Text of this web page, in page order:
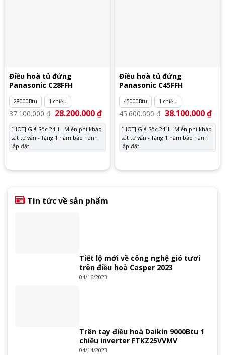
Điều hoà tủ đứng
Panasonic C28FFH
28000Btu 1 chiều
37.100.000₫ Giá
gốc
là:
37.100.000 ₫.
28.200.000₫Giá
tại
28.200.000 ₫.
[HOT] Giá Sốc 24H - Miễn phí khảo
sát tư vấn - Tặng 1 năm bảo hành
lắp đặt
Điều hoà tủ đứng
Panasonic C45FFH
45000Btu 1 chiều
45.600.000₫ Giá
gốc
là:
45.600.000 ₫.
38.100.000₫Giá
tại
[HOT] Giá Sốc 24H - Miễn phí khảo
sát tư vấn - Tặng 1 năm bảo hành
lắp đặt
Tin tức về sản phẩm
Tiết lộ mới về công nghệ gió tươi
trên điều hoà Casper 2023
04/16/2023
Trên tay điều hoà Daikin 9000Btu 1
chiều inverter FTKZ25VVMV
04/14/2023